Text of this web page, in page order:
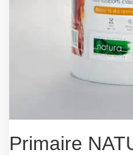
Primaire